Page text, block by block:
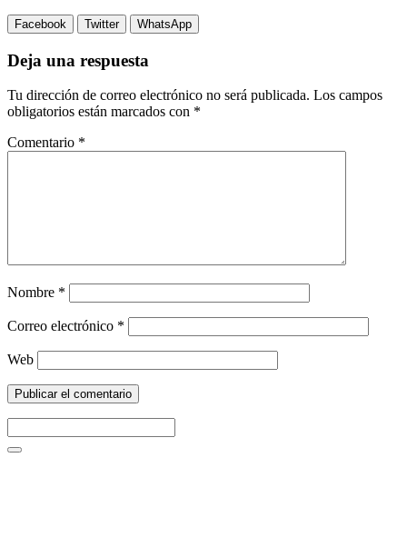
Facebook Twitter WhatsApp
Deja una respuesta
Tu dirección de correo electrónico no será publicada. Los campos
obligatorios están marcados con *
Comentario *
Nombre *
Correo electrónico *
Web